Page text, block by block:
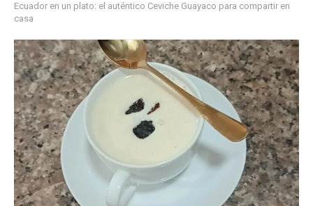
Ecuador en un plato: el auténtico Ceviche Guayaco para compartir en
casa